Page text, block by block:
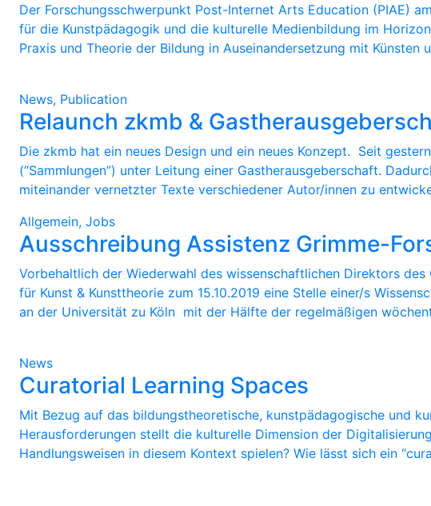
Der Forschungsschwerpunkt Post-Internet Arts Education (PIAE)
für die Kunstpädagogik und die kulturelle Medienbildung im
Praxis und Theorie der Bildung in Auseinandersetzung mit Künsten
News, Publication
Relaunch zkmb &
Die zkmb hat ein neues Design und ein neues Konzept. Seit
(“Sammlungen”) unter Leitung einer Gastherausgeberschaft.
miteinander vernetzter Texte verschiedener Autor/innen zu
Allgemein, Jobs
Ausschreibung Assistenz Grimme-
Vorbehaltlich der Wiederwahl des wissenschaftlichen Direktors
für Kunst & Kunsttheorie zum 15.10.2019 eine Stelle einer/s
an der Universität zu Köln mit der Hälfte der regelmäßigen
News
Curatorial Learning Spaces
Mit Bezug auf das bildungstheoretische, kunstpädagogische und
Herausforderungen stellt die kulturelle Dimension der
Handlungsweisen in diesem Kontext spielen? Wie lässt sich ein